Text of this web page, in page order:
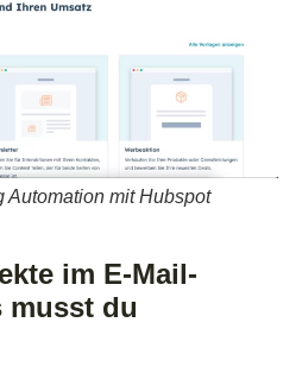
Automation mit Hubspot
im E-Mail-
musst du